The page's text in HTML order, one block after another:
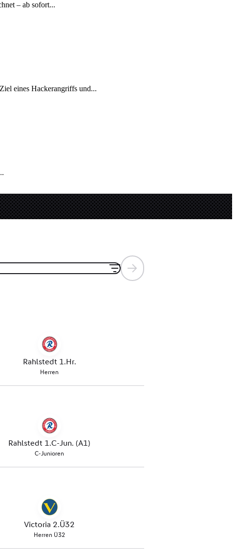
– ab sofort...
eines Hackerangriffs und...